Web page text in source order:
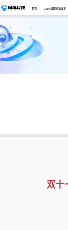
首页 CSPS/国家标准体系
双十